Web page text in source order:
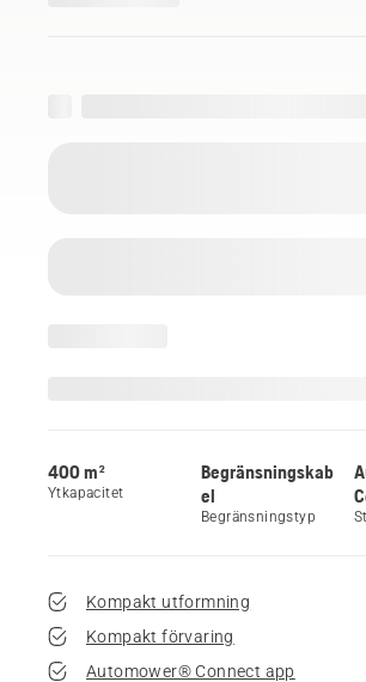
400 m²
Ytkapacitet
Begränsningskab
el
Begränsningstyp
Kompakt utformning
Kompakt förvaring
Automower® Connect app